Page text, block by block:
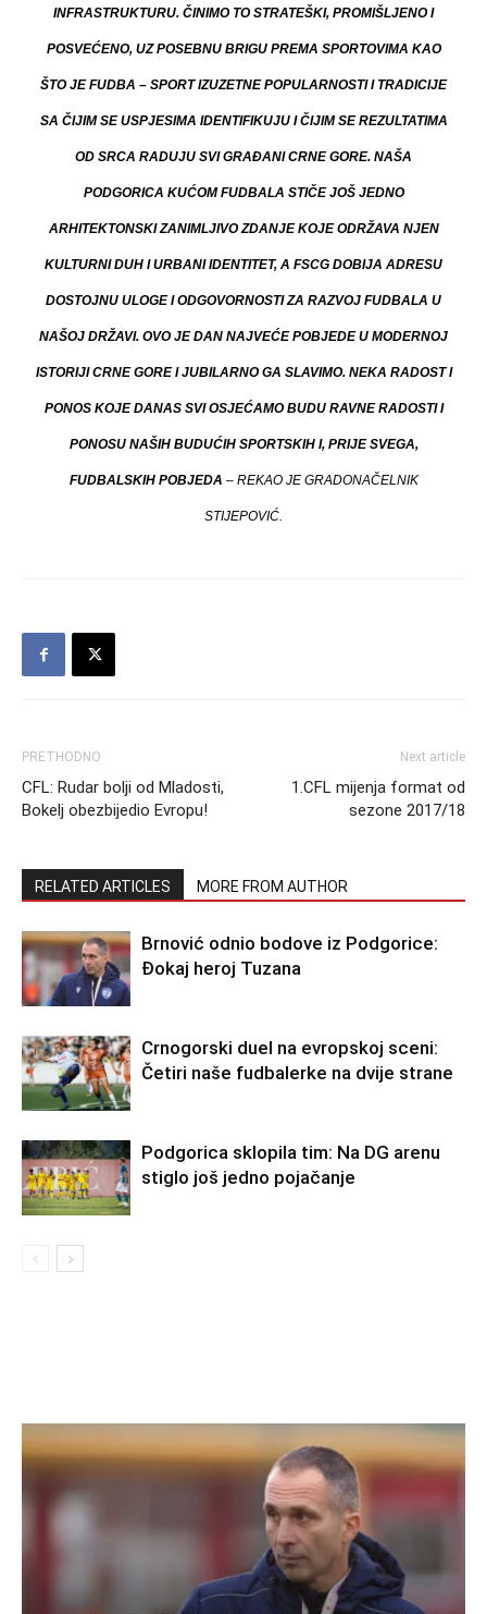
INFRASTRUKTURU. ČINIMO TO STRATEŠKI, PROMIŠLJENO I
POSVEĆENO, UZ POSEBNU BRIGU PREMA SPORTOVIMA KAO
ŠTO JE FUDBA – SPORT IZUZETNE POPULARNOSTI I TRADICIJE
SA ČIJIM SE USPJESIMA IDENTIFIKUJU I ČIJIM SE REZULTATIMA
OD SRCA RADUJU SVI GRAĐANI CRNE GORE. NAŠA
PODGORICA KUĆOM FUDBALA STIČE JOŠ JEDNO
ARHITEKTONSKI ZANIMLJIVO ZDANJE KOJE ODRŽAVA NJEN
KULTURNI DUH I URBANI IDENTITET, A FSCG DOBIJA ADRESU
DOSTOJNU ULOGE I ODGOVORNOSTI ZA RAZVOJ FUDBALA U
NAŠOJ DRŽAVI. OVO JE DAN NAJVEĆE POBJEDE U MODERNOJ
ISTORIJI CRNE GORE I JUBILARNO GA SLAVIMO. NEKA RADOST I
PONOS KOJE DANAS SVI OSJEĆAMO BUDU RAVNE RADOSTI I
PONOSU NAŠIH BUDUĆIH SPORTSKIH I, PRIJE SVEGA,
FUDBALSKIH POBJEDA – REKAO JE GRADONAČELNIK
STIJEPOVIĆ.
PRETHODNO
CFL: Rudar bolji od Mladosti,
Bokelj obezbijedio Evropu!
Next article
1.CFL mijenja format od
sezone 2017/18
RELATED ARTICLES MORE FROM AUTHOR
Brnović odnio bodove iz Podgorice:
Đokaj heroj Tuzana
Crnogorski duel na evropskoj sceni:
Četiri naše fudbalerke na dvije strane
Podgorica sklopila tim: Na DG arenu
stiglo još jedno pojačanje